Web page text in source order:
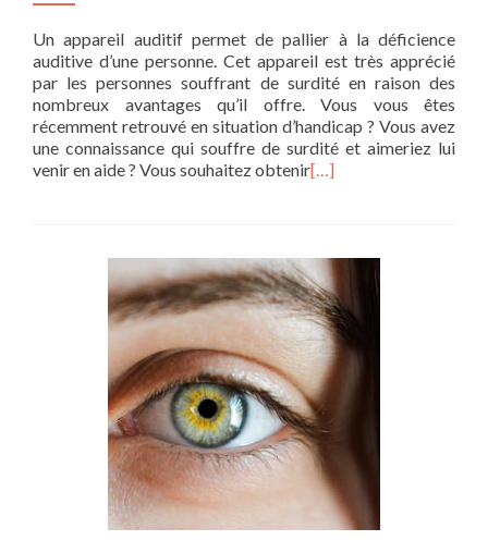
Un appareil auditif permet de pallier à la déficience
auditive d’une personne. Cet appareil est très apprécié
par les personnes souffrant de surdité en raison des
nombreux avantages qu’il offre. Vous vous êtes
récemment retrouvé en situation d’handicap ? Vous avez
une connaissance qui souffre de surdité et aimeriez lui
venir en aide ? Vous souhaitez obtenir[…]